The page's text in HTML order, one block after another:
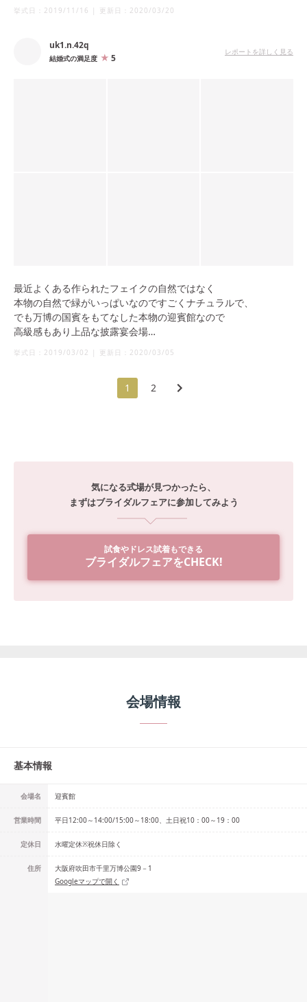
挙式日： 2019/11/16 | 更新日： 2020/03/20
uk1.n.42q
結婚式の満足度 5
レポートを詳しく見る
最近よくある作られたフェイクの自然ではなく
本物の自然で緑がいっぱいなのですごくナチュラルで、
でも万博の国賓をもてなした本物の迎賓館なので
高級感もあり上品な披露宴会場
全面ガラス張りの窓から
迎賓館だからこそできることなので
とてもよかったです😉💕
挙式日： 2019/03/02 | 更新日： 2020/03/05
1 2
気になる式場が見つかったら、
まずはブライダルフェアに参加してみよう
試食やドレス試着もできる
ブライダルフェアをCHECK!
会場情報
基本情報
会場名 迎賓館
営業時間 平日12:00～14:00/15:00～18:00、土日祝10：00～19：00
定休日 水曜定休※祝休日除く
住所
大阪府吹田市千里万博公園9－1
Googleマップで開く